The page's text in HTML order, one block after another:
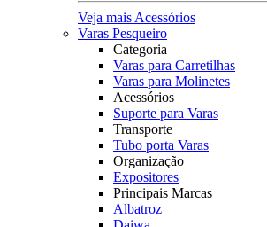
Veja mais Acessórios
Varas Pesqueiro
Categoria
Varas para Carretilhas
Varas para Molinetes
Acessórios
Suporte para Varas
Transporte
Tubo porta Varas
Organização
Expositores
Principais Marcas
Albatroz